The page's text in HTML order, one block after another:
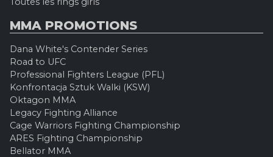
MMA PROMOTIONS
Dana White's Contender Series
Road to UFC
Professional Fighters League (PFL)
Konfrontacja Sztuk Walki (KSW)
Oktagon MMA
Legacy Fighting Alliance
Cage Warriors Fighting Championship
ARES Fighting Championship
Bellator MMA